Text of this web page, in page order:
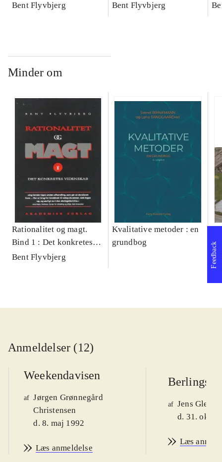
konkretes videnskab
Bent Flyvbjerg
konkretes videnskab
Bent Flyvbjerg
Minder om
Rationalitet og magt.
Bind 1 : Det konkretes
videnskab
Bent Flyvbjerg
Kvalitative metoder : en
grundbog
Anmeldelser (12)
Weekendavisen
af Jørgen Grønnegård
Christensen
d. 8. maj 1992
Læs anmeldelse
af Jens
d. 31. okt.
Læs
Feedback